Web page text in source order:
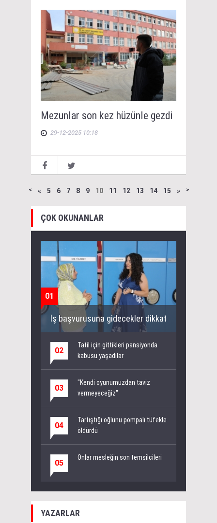
Mezunlar son kez hüzünle gezdi
29-12-2025 10:18
˂ « 5 6 7 8 9 10 11 12 13 14 15 » ˃
ÇOK OKUNANLAR
01
İş başvurusuna gidecekler dikkat
02
Tatil için gittikleri pansiyonda
kabusu yaşadılar
03
"Kendi oyunumuzdan taviz
vermeyeceğiz"
04
Tartıştığı oğlunu pompalı tüfekle
öldürdü
05
Onlar mesleğin son temsilcileri
YAZARLAR